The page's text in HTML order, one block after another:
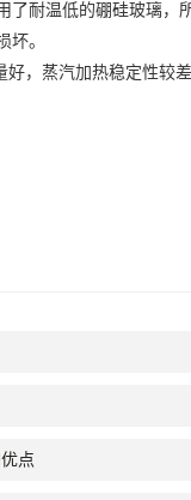
耐温低的硼硅玻璃
坏。
蒸汽加热稳定性较
点